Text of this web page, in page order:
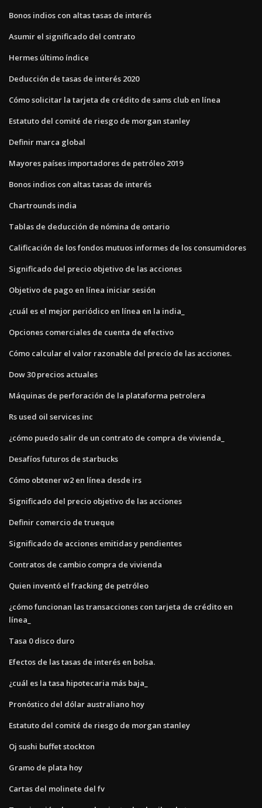
Bonos indios con altas tasas de interés
Asumir el significado del contrato
Hermes último índice
Deducción de tasas de interés 2020
Cómo solicitar la tarjeta de crédito de sams club en línea
Estatuto del comité de riesgo de morgan stanley
Definir marca global
Mayores países importadores de petróleo 2019
Bonos indios con altas tasas de interés
Chartrounds india
Tablas de deducción de nómina de ontario
Calificación de los fondos mutuos informes de los consumidores
Significado del precio objetivo de las acciones
Objetivo de pago en línea iniciar sesión
¿cuál es el mejor periódico en línea en la india_
Opciones comerciales de cuenta de efectivo
Cómo calcular el valor razonable del precio de las acciones.
Dow 30 precios actuales
Máquinas de perforación de la plataforma petrolera
Rs used oil services inc
¿cómo puedo salir de un contrato de compra de vivienda_
Desafíos futuros de starbucks
Cómo obtener w2 en línea desde irs
Significado del precio objetivo de las acciones
Definir comercio de trueque
Significado de acciones emitidas y pendientes
Contratos de cambio compra de vivienda
Quien inventó el fracking de petróleo
¿cómo funcionan las transacciones con tarjeta de crédito en
línea_
Tasa 0 disco duro
Efectos de las tasas de interés en bolsa.
¿cuál es la tasa hipotecaria más baja_
Pronóstico del dólar australiano hoy
Estatuto del comité de riesgo de morgan stanley
Oj sushi buffet stockton
Gramo de plata hoy
Cartas del molinete del fv